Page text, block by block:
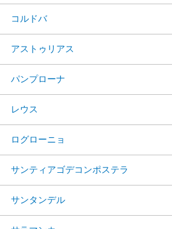
コルドバ
アストゥリアス
パンプローナ
レウス
ログローニョ
サンティアゴデコンポステラ
サンタンデル